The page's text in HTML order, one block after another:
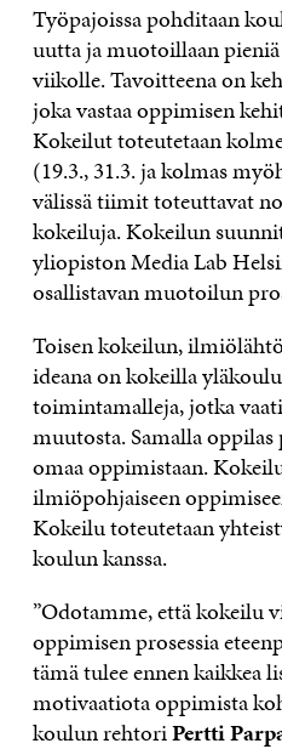
Työpajoissa pohditaan
uutta ja muotoillaan
viikolle. Tavoitteena on
joka vastaa oppimisen
Kokeilut toteutetaan
(19.3., 31.3. ja kolmas
välissä tiimit toteuttavat
kokeiluja. Kokeilun
yliopiston Media Lab
osallistavan muotoilun
Toisen kokeilun,
ideana on kokeilla
toimintamalleja, jotka
muutosta. Samalla oppilas
omaa oppimistaan.
ilmiöpohjaiseen
Kokeilu toteutetaan
koulun kanssa.
”Odotamme, että kokeilu
oppimisen prosessia
tämä tulee ennen kaikkea
motivaatiota oppimista
koulun rehtoriPertti